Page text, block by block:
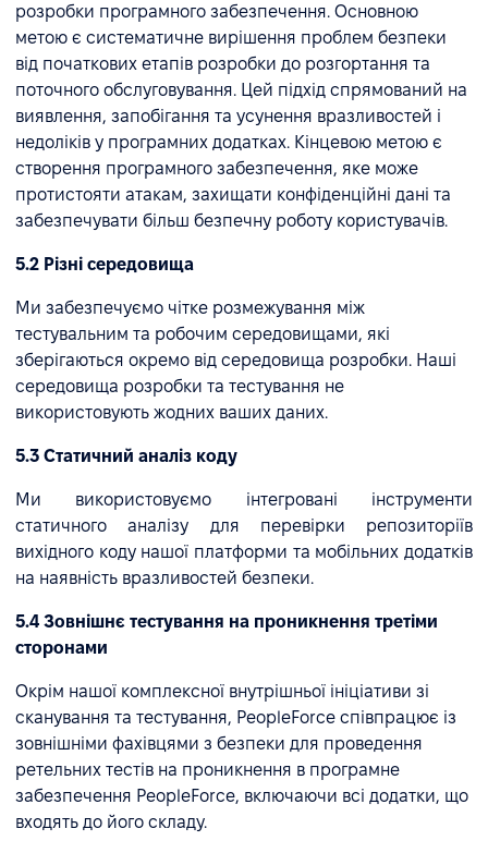
розробки програмного забезпечення. Основною
метою є систематичне вирішення проблем безпеки
від початкових етапів розробки до розгортання та
поточного обслуговування. Цей підхід спрямований на
виявлення, запобігання та усунення вразливостей і
недоліків у програмних додатках. Кінцевою метою є
створення програмного забезпечення, яке може
протистояти атакам, захищати конфіденційні дані та
забезпечувати більш безпечну роботу користувачів.
5.2 Різні середовища
Ми забезпечуємо чітке розмежування між
тестувальним та робочим середовищами, які
зберігаються окремо від середовища розробки. Наші
середовища розробки та тестування не
використовують жодних ваших даних.
5.3 Статичний аналіз коду
Ми використовуємо інтегровані інструменти
статичного аналізу для перевірки репозиторіїв
вихідного коду нашої платформи та мобільних додатків
на наявність вразливостей безпеки.
5.4 Зовнішнє тестування на проникнення третіми
сторонами
Окрім нашої комплексної внутрішньої ініціативи зі
сканування та тестування, PeopleForce співпрацює із
зовнішніми фахівцями з безпеки для проведення
ретельних тестів на проникнення в програмне
забезпечення PeopleForce, включаючи всі додатки, що
входять до його складу.